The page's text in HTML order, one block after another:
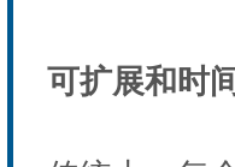
可扩展和时